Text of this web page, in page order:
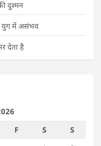
दुश्मन
युग में असंभव
देता है
F S
S